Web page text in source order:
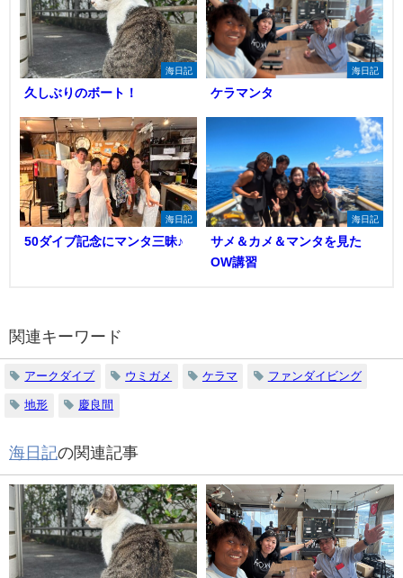
海日記
久しぶりのボート！
海日記
ケラマンタ
海日記
50ダイブ記念にマンタ三昧♪
海日記
サメ＆カメ＆マンタを見た
OW講習
関連キーワード
アークダイブ ウミガメ ケラマ ファンダイビング
地形 慶良間
海日記の関連記事